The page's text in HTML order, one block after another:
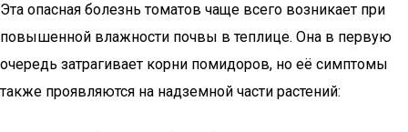
Эта опасная болезнь томатов чаще всего возникает при
повышенной влажности почвы в теплице. Она в первую
очередь затрагивает корни помидоров, но её симптомы
также проявляются на надземной части растений: